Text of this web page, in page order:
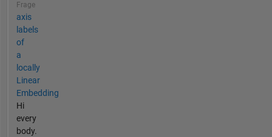
Frage
axis
labels
of
a
locally
Linear
Embedding
Hi
every
body.